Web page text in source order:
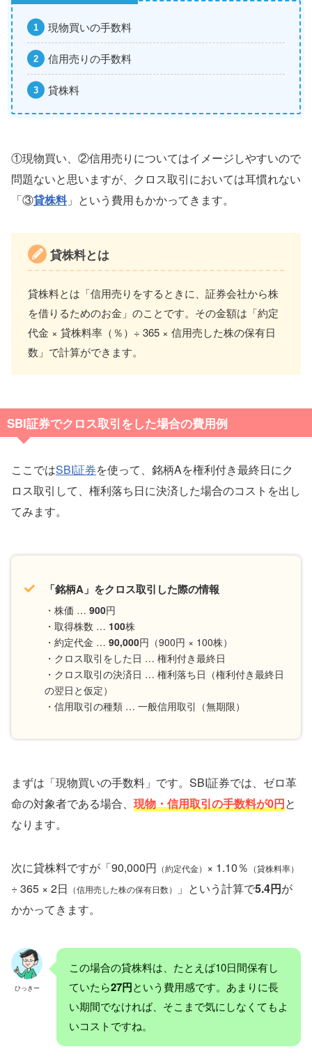
現物買いの手数料
信用売りの手数料
貸株料
①現物買い、②信用売りについてはイメージしやすいので
問題ないと思いますが、クロス取引においては耳慣れない
「③貸株料」という費用もかかってきます。
貸株料とは
貸株料とは「信用売りをするときに、証券会社から株
を借りるためのお金」のことです。その金額は「約定
代金 × 貸株料率（％）÷ 365 × 信用売した株の保有日
数」で計算ができます。
SBI証券でクロス取引をした場合の費用例
ここではSBI証券を使って、銘柄Aを権利付き最終日にク
ロス取引して、権利落ち日に決済した場合のコストを出し
てみます。
「銘柄A」をクロス取引した際の情報
・株価 … 900円
・取得株数 … 100株
・約定代金 … 90,000円（900円 × 100株）
・クロス取引をした日 … 権利付き最終日
・クロス取引の決済日 … 権利落ち日（権利付き最終日
の翌日と仮定）
・信用取引の種類 … 一般信用取引（無期限）
まずは「現物買いの手数料」です。SBI証券では、ゼロ革
命の対象者である場合、 現物・信用取引の手数料が0円と
なります。
次に貸株料ですが「90,000円 （約定代金） × 1.10％ （貸株料率）
÷ 365 × 2日 （信用売した株の保有日数） 」という計算で5.4円が
かかってきます。
ひっきー
この場合の貸株料は、たとえば10日間保有し
ていたら27円という費用感です。あまりに長
い期間でなければ、そこまで気にしなくてもよ
いコストですね。